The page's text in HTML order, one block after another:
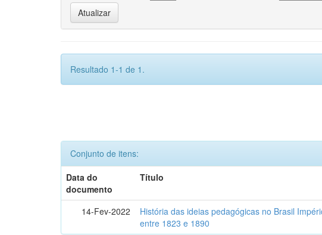
Resultado 1-1 de 1.
Conjunto de itens:
Data do
documento
Título
14-Fev-2022
História das ideias pedagógicas no Brasil
entre 1823 e 1890